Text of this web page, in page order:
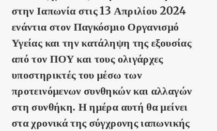
στην Ιαπωνία στις 13 Απριλίου 2024
ενάντια στον Παγκόσμιο Οργανισμό
Υγείας και την κατάληψη της εξουσίας
από τον ΠΟΥ και τους ολιγάρχες
υποστηρικτές του μέσω των
προτεινόμενων συνθηκών και αλλαγών
στη συνθήκη. Η ημέρα αυτή θα μείνει
στα χρονικά της σύγχρονης ιαπωνικής